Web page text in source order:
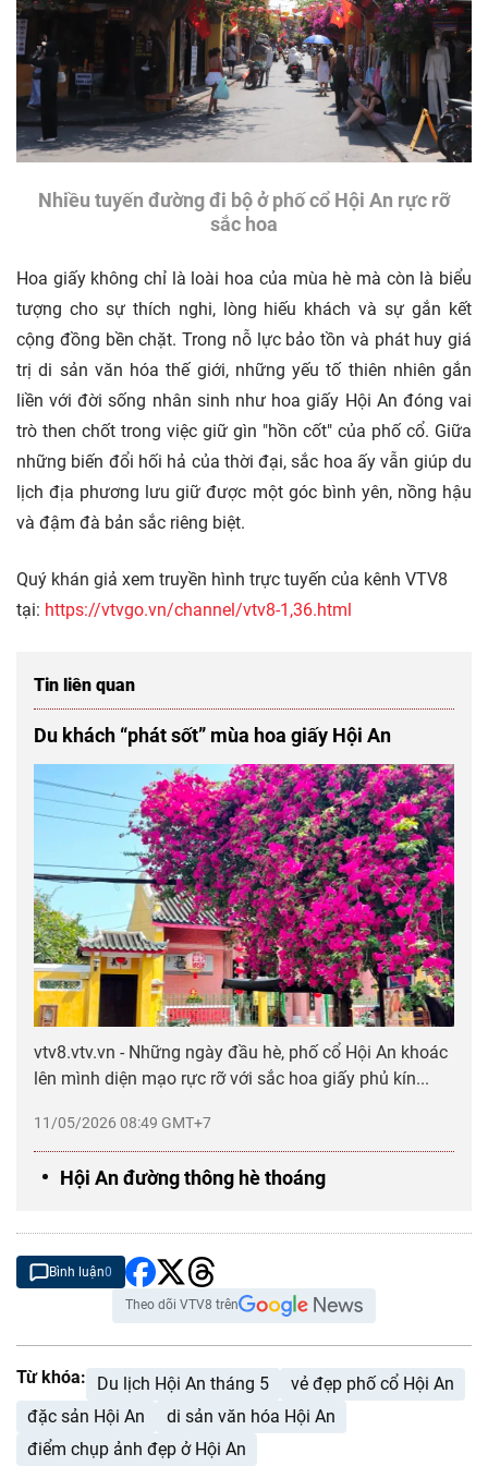
Nhiều tuyến đường đi bộ ở phố cổ Hội An rực rỡ
sắc hoa
Hoa giấy không chỉ là loài hoa của mùa hè mà còn là biểu
tượng cho sự thích nghi, lòng hiếu khách và sự gắn kết
cộng đồng bền chặt. Trong nỗ lực bảo tồn và phát huy giá
trị di sản văn hóa thế giới, những yếu tố thiên nhiên gắn
liền với đời sống nhân sinh như hoa giấy Hội An đóng vai
trò then chốt trong việc giữ gìn "hồn cốt" của phố cổ. Giữa
những biến đổi hối hả của thời đại, sắc hoa ấy vẫn giúp du
lịch địa phương lưu giữ được một góc bình yên, nồng hậu
và đậm đà bản sắc riêng biệt.
Quý khán giả xem truyền hình trực tuyến của kênh VTV8
tại: https://vtvgo.vn/channel/vtv8-1,36.html
Tin liên quan
Du khách “phát sốt” mùa hoa giấy Hội An
11/05/2026 08:49 GMT+7
vtv8.vtv.vn - Những ngày đầu hè, phố cổ Hội An khoác
lên mình diện mạo rực rỡ với sắc hoa giấy phủ kín...
Hội An đường thông hè thoáng
Bình luận0
Theo dõi VTV8 trên
Từ khóa: Du lịch Hội An tháng 5
vẻ đẹp phố cổ Hội An
đặc sản Hội An
di sản văn hóa Hội An
điểm chụp ảnh đẹp ở Hội An